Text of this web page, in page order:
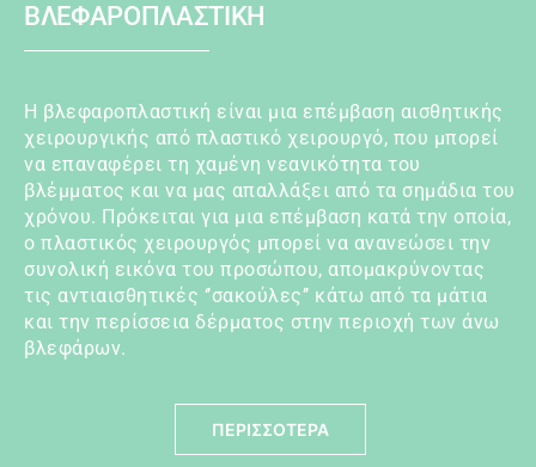
ΒΛΕΦΑΡΟΠΛΑΣΤΙΚΗ
Η βλεφαροπλαστική είναι μια επέμβαση αισθητικής
χειρουργικής από πλαστικό χειρουργό, που μπορεί
να επαναφέρει τη χαμένη νεανικότητα του
βλέμματος και να μας απαλλάξει από τα σημάδια του
χρόνου. Πρόκειται για μια επέμβαση κατά την οποία,
ο πλαστικός χειρουργός μπορεί να ανανεώσει την
συνολική εικόνα του προσώπου, απομακρύνοντας
τις αντιαισθητικές ‘’σακούλες’’ κάτω από τα μάτια
και την περίσσεια δέρματος στην περιοχή των άνω
βλεφάρων.
ΠΕΡΙΣΣΟΤΕΡΑ